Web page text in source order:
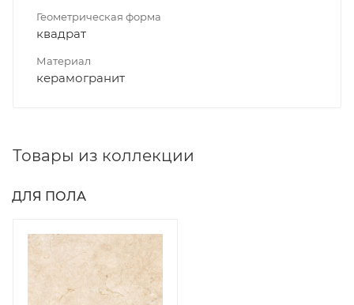
Геометрическая форма
квадрат
Материал
керамогранит
Товары из коллекции
ДЛЯ ПОЛА